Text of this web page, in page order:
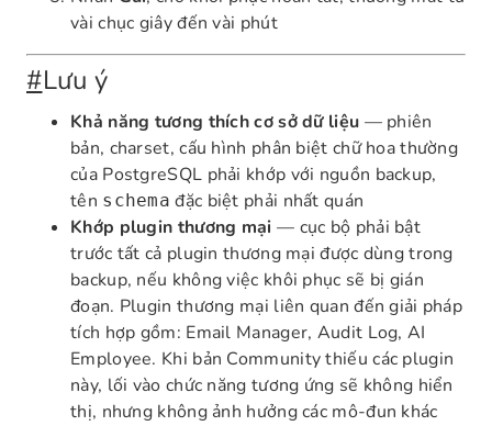
vài chục giây đến vài phút
#Lưu ý
Khả năng tương thích cơ sở dữ liệu — phiên
bản, charset, cấu hình phân biệt chữ hoa thường
của PostgreSQL phải khớp với nguồn backup,
tên schema đặc biệt phải nhất quán
Khớp plugin thương mại — cục bộ phải bật
trước tất cả plugin thương mại được dùng trong
backup, nếu không việc khôi phục sẽ bị gián
đoạn. Plugin thương mại liên quan đến giải pháp
tích hợp gồm: Email Manager, Audit Log, AI
Employee. Khi bản Community thiếu các plugin
này, lối vào chức năng tương ứng sẽ không hiển
thị, nhưng không ảnh hưởng các mô-đun khác